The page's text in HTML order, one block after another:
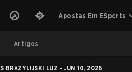
Apostas Em ESports
Artigos
BRAZYLIJSKI LUZ - JUN 10, 2026